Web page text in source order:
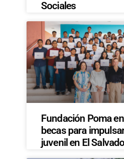
Sociales
Fundación Poma
becas para
juvenil en El